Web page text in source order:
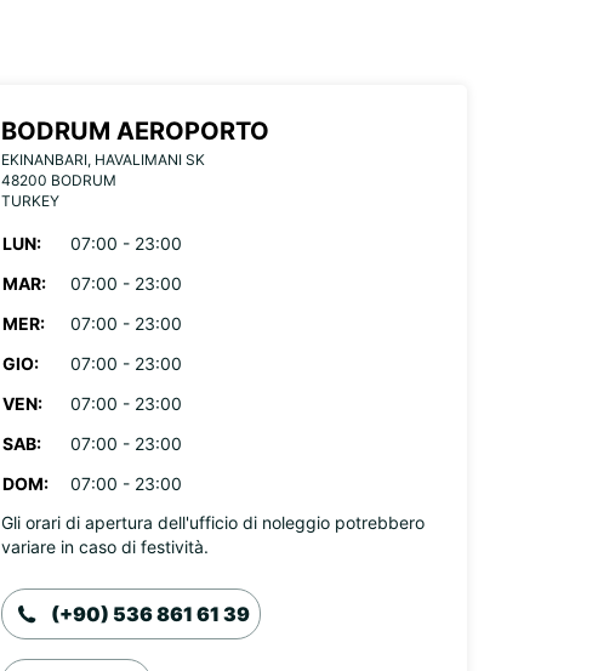
BODRUM AEROPORTO
EKINANBARI, HAVALIMANI SK
48200 BODRUM
TURKEY
LUN:
07:00 - 23:00
MAR:
07:00 - 23:00
MER:
07:00 - 23:00
GIO:
07:00 - 23:00
VEN:
07:00 - 23:00
SAB:
07:00 - 23:00
DOM:
07:00 - 23:00
Gli orari di apertura dell'ufficio di noleggio potrebbero
variare in caso di festività.
(+90) 536 861 61 39